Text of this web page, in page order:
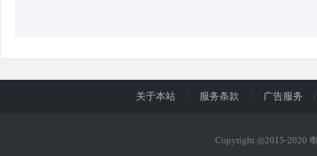
关于本站 / 服务条款 / 广告服务 /
Copyright ◎2015-2020